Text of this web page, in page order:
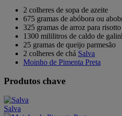
2 colheres de sopa de azeite
675 gramas de abóbora ou
325 gramas de arroz para
1300 mililitros de caldo de
25 gramas de queijo parmesão
2 colheres de chá Salva
Moinho de Pimenta Preta
Produtos chave
Salva